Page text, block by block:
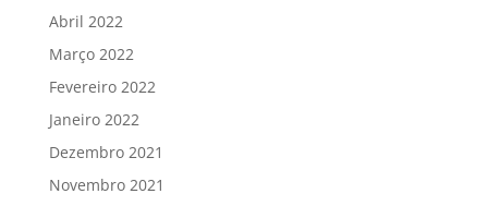
Abril 2022
Março 2022
Fevereiro 2022
Janeiro 2022
Dezembro 2021
Novembro 2021